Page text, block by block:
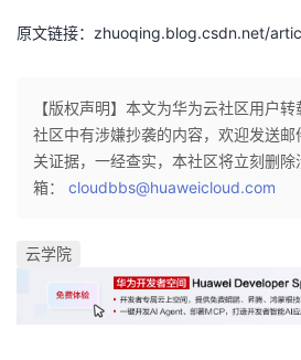
原文链接：zhuoqing.blog.csdn.net/
【版权声明】本文为华为云社区用户
社区中有涉嫌抄袭的内容，欢迎发送
关证据，一经查实，本社区将立刻删
箱： cloudbbs@huaweicloud.com
云学院